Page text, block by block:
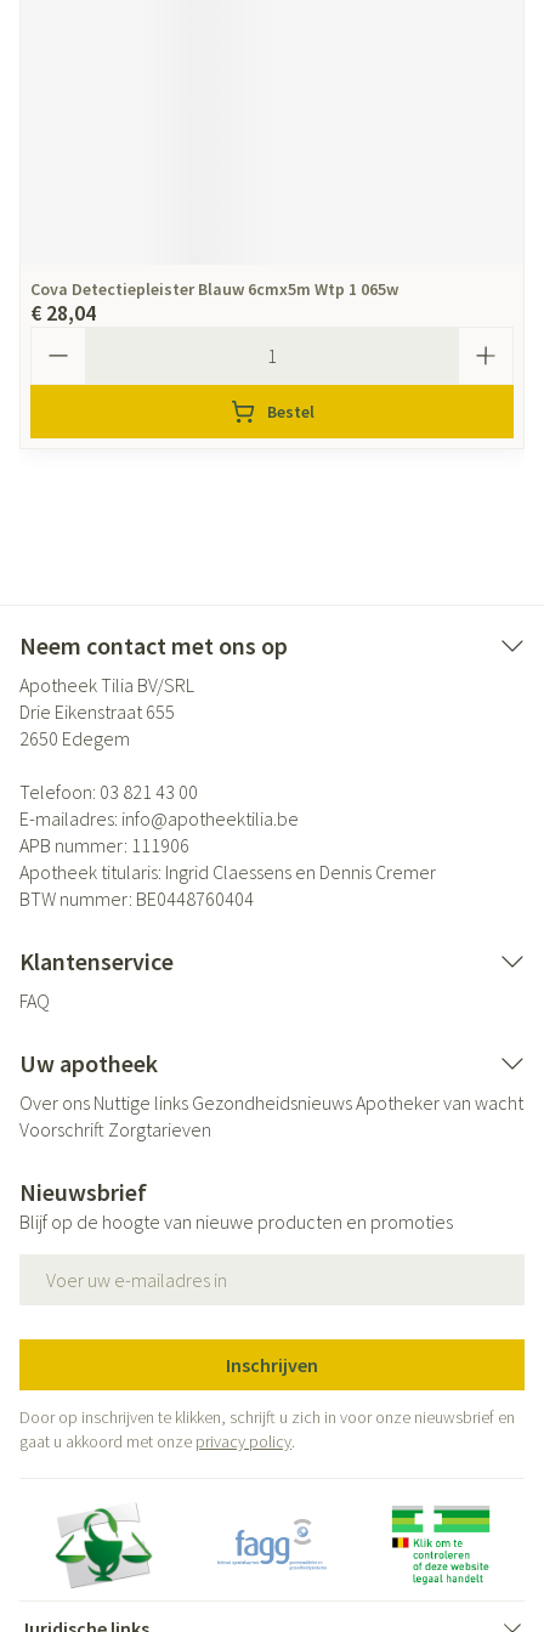
Cova Detectiepleister Blauw 6cmx5m Wtp 1 065w
€ 28,04
Bestel
Neem contact met ons op
Apotheek Tilia BV/SRL
Drie Eikenstraat 655
2650 Edegem
Telefoon: 03 821 43 00
E-mailadres: info@apotheektilia.be
APB nummer: 111906
Apotheek titularis: Ingrid Claessens en Dennis Cremer
BTW nummer: BE0448760404
Klantenservice
FAQ
Uw apotheek
Over ons Nuttige links GezondheidsnieuwsApotheker van wacht
Voorschrift Zorgtarieven
Nieuwsbrief
Blijf op de hoogte van nieuwe producten en promoties
Inschrijven
Door op inschrijven te klikken, schrijft u zich in voor onze nieuwsbrief en
gaat u akkoord met onze privacy policy.